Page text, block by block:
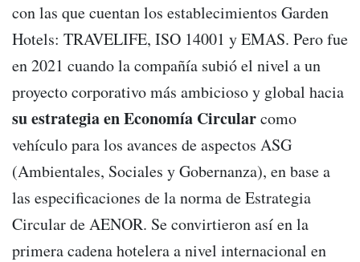
con las que cuentan los establecimientos Garden
Hotels: TRAVELIFE, ISO 14001 y EMAS. Pero fue
en 2021 cuando la compañía subió el nivel a un
proyecto corporativo más ambicioso y global hacia
su estrategia en Economía Circularcomo
vehículo para los avances de aspectos ASG
(Ambientales, Sociales y Gobernanza), en base a
las especificaciones de la norma de Estrategia
Circular de AENOR. Se convirtieron así en la
primera cadena hotelera a nivel internacional en